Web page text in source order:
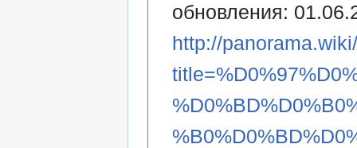
обновления:
http://